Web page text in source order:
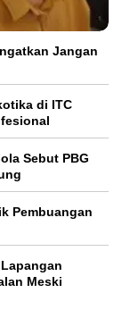
Jangan
di ITC
Sebut PBG
Pembuangan
Meski